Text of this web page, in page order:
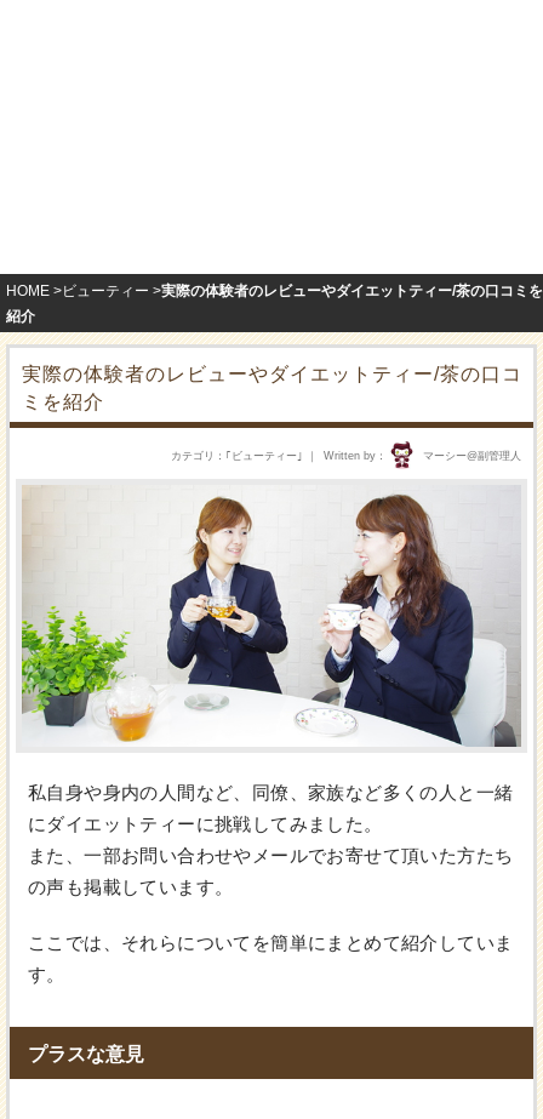
HOME ビューティー
実際の体験者のレビューやダイエットティー/茶の口コミを
紹介
実際の体験者のレビューやダイエットティー/茶の口コ
ミを紹介
Written by マーシー@副管理人
カテゴリ ｢ ビューティー ｣
私自身や身内の人間など、同僚、家族など多くの人と一緒
にダイエットティーに挑戦してみました。
また、一部お問い合わせやメールでお寄せて頂いた方たち
の声も掲載しています。
ここでは、それらについてを簡単にまとめて紹介していま
す。
プラスな意見